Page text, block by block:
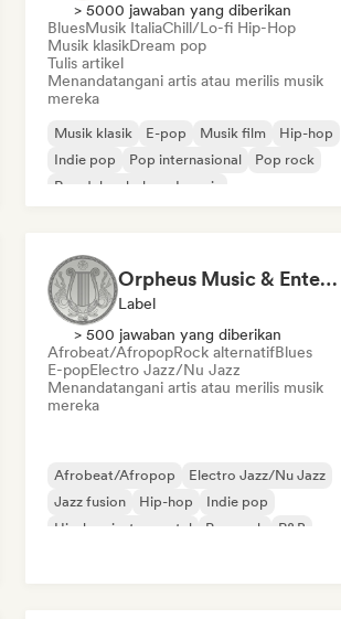
> 5000 jawaban yang diberikan
BluesMusik ItaliaChill/Lo-fi Hip-Hop
Musik klasikDream pop
Tulis artikel
Menandatangani artis atau merilis musik
mereka
Musik klasik E-pop Musik film
Hip-hop
Indie pop
Pop internasional
Pop rock
Rap dalam bahasa Inggris
Orpheus Music & Entertainment
Label
> 500 jawaban yang diberikan
Afrobeat/AfropopRock alternatifBlues
E-popElectro Jazz/Nu Jazz
Menandatangani artis atau merilis musik
mereka
Afrobeat/Afropop
Electro Jazz/Nu Jazz
Jazz fusion
Hip-hop
Indie pop
Hip-hop instrumental
Pop rock R&B